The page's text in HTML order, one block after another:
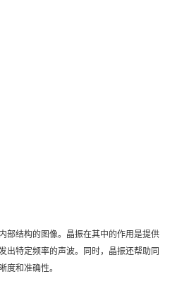
部结构的图像。晶振在其中的作用是提供
出特定频率的声波。同时，晶振还帮助同
度和准确性。